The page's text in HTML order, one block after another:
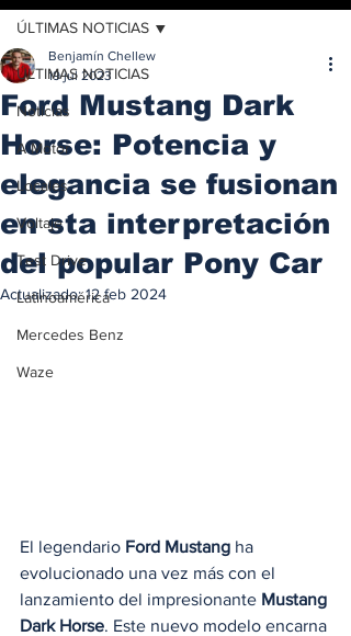
ÚLTIMAS NOTICIAS
Noticias
A Motor
Locales
Voltaje
Test Drive
Latinoamérica
Mercedes Benz
Waze
ÚLTIMAS NOTICIAS
Ford Mustang Dark
Horse: Potencia y
elegancia se fusionan
en sta interpretación
del popular Pony Car
Benjamín Chellew
19 jul 2023
Actualizado:12 feb 2024
El legendario Ford Mustang ha
evolucionado una vez más con el
lanzamiento del impresionante Mustang
Dark Horse. Este nuevo modelo encarna